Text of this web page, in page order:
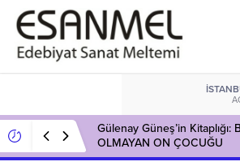
Gülenay Güneş’in Kitaplığı:
OLMAYAN ON ÇOCUĞU